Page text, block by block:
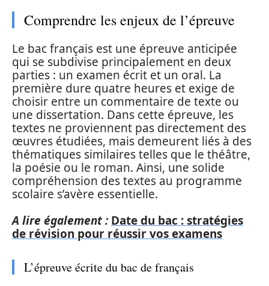
Comprendre les enjeux de l’épreuve
Le bac français est une épreuve anticipée
qui se subdivise principalement en deux
parties : un examen écrit et un oral. La
première dure quatre heures et exige de
choisir entre un commentaire de texte ou
une dissertation. Dans cette épreuve, les
textes ne proviennent pas directement des
œuvres étudiées, mais demeurent liés à des
thématiques similaires telles que le théâtre,
la poésie ou le roman. Ainsi, une solide
compréhension des textes au programme
scolaire s’avère essentielle.
A lire également : Date du bac : stratégies
de révision pour réussir vos examens
L’épreuve écrite du bac de français